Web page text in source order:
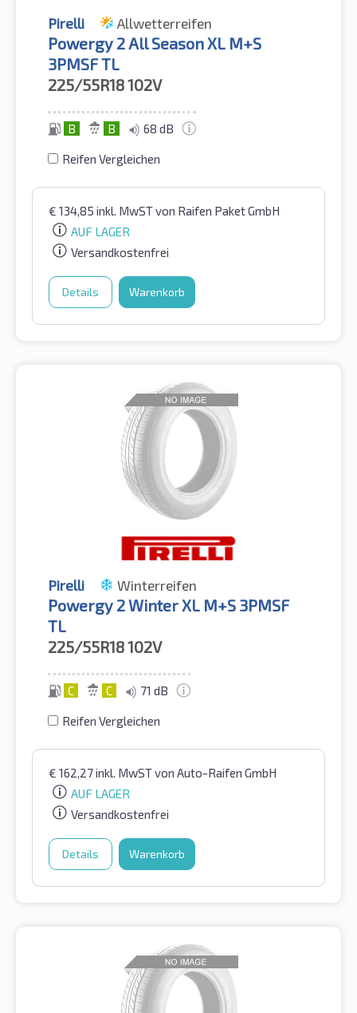
Pirelli Allwetterreifen
Powergy 2 All Season XL M+S
3PMSF TL
225/55R18102V
B B 68 dB
Reifen Vergleichen
€ 134,85 inkl. MwSTvon Raifen Paket GmbH
AUF LAGER
Versandkostenfrei
Details Warenkorb
Pirelli Winterreifen
Powergy 2 Winter XL M+S 3PMSF
TL
225/55R18102V
C C 71 dB
Reifen Vergleichen
€ 162,27inkl. MwSTvon Auto-Raifen GmbH
AUF LAGER
Versandkostenfrei
Details Warenkorb